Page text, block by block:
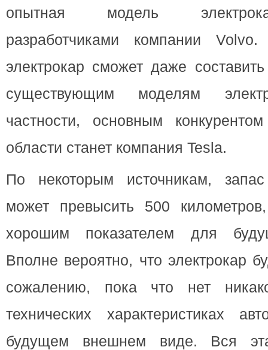
опытная модель
разработчиками компании
электрокар сможет даже
существующим моделям
частности, основным
области станет компания Tesla.
По некоторым источникам,
может превысить 500
хорошим показателем для
Вполне вероятно, что электрокар
сожалению, пока что нет
технических характеристиках
будущем внешнем виде. Вся